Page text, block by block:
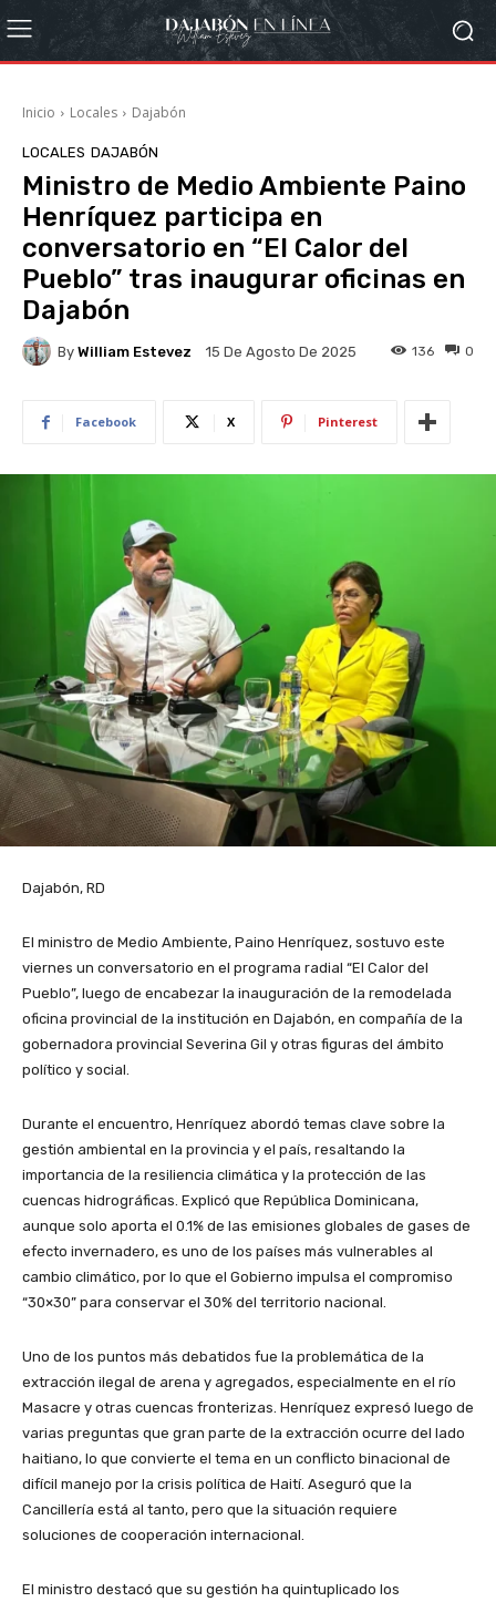
Inicio Locales Dajabón
LOCALES DAJABÓN
Ministro de Medio Ambiente Paino
Henríquez participa en
conversatorio en “El Calor del
Pueblo” tras inaugurar oficinas en
Dajabón
By William Estevez 15 De Agosto De 2025 0
136
Facebook X Pinterest
Dajabón, RD
El ministro de Medio Ambiente, Paino Henríquez, sostuvo este
viernes un conversatorio en el programa radial “El Calor del
Pueblo”, luego de encabezar la inauguración de la remodelada
oficina provincial de la institución en Dajabón, en compañía de la
gobernadora provincial Severina Gil y otras figuras del ámbito
político y social.
Durante el encuentro, Henríquez abordó temas clave sobre la
gestión ambiental en la provincia y el país, resaltando la
importancia de la resiliencia climática y la protección de las
cuencas hidrográficas. Explicó que República Dominicana,
aunque solo aporta el 0.1% de las emisiones globales de gases de
efecto invernadero, es uno de los países más vulnerables al
cambio climático, por lo que el Gobierno impulsa el compromiso
“30×30” para conservar el 30% del territorio nacional.
Uno de los puntos más debatidos fue la problemática de la
extracción ilegal de arena y agregados, especialmente en el río
Masacre y otras cuencas fronterizas. Henríquez expresó luego de
varias preguntas que gran parte de la extracción ocurre del lado
haitiano, lo que convierte el tema en un conflicto binacional de
difícil manejo por la crisis política de Haití. Aseguró que la
Cancillería está al tanto, pero que la situación requiere
soluciones de cooperación internacional.
El ministro destacó que su gestión ha quintuplicado los